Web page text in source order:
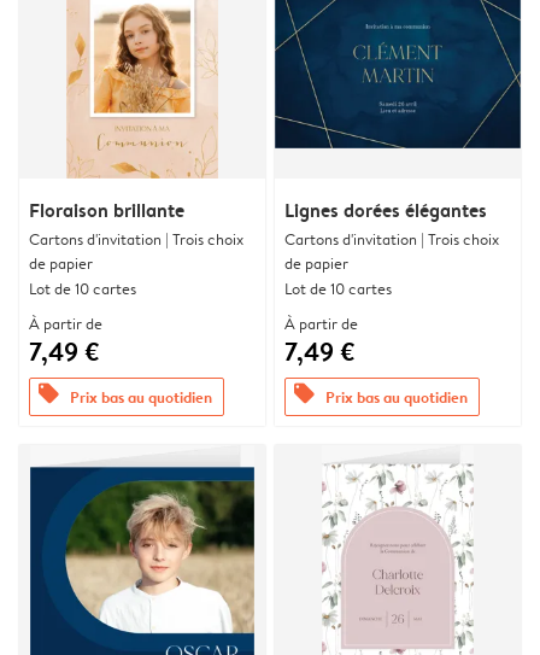
Floraison brillante
Cartons d'invitation | Trois choix
de papier
Lot de 10 cartes
À partir de
7,49 €
offers Prix bas au quotidien
Lignes dorées élégantes
Cartons d'invitation | Trois choix
de papier
Lot de 10 cartes
À partir de
7,49 €
offers Prix bas au quotidien